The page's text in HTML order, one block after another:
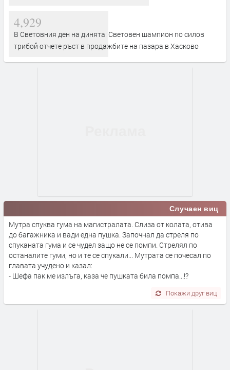
4,929
В Световния ден на динята: Световен шампион по силов
трибой отчете ръст в продажбите на пазара в Хасково
Случаен виц
Мутра спуква гума на магистралата. Слиза от колата, отива
до багажника и вади една пушка. Започнал да стреля по
спуканата гума и се чудел защо не се помпи. Стрелял по
останалите гуми, но и те се спукали... Мутрата се почесал по
главата учудено и казал:
- Шефа пак ме излъга, каза че пушката била помпа...!?
Покажи друг виц